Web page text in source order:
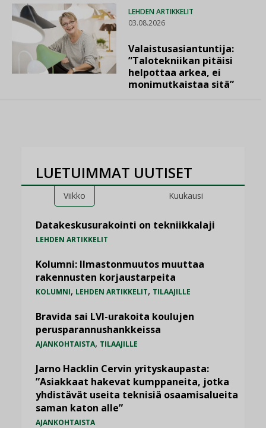
LEHDEN ARTIKKELIT
03.08.2026
Valaistusasiantuntija:
”Talotekniikan pitäisi
helpottaa arkea, ei
monimutkaistaa sitä”
LUETUIMMAT UUTISET
Viikko Kuukausi
Datakeskusurakointi on tekniikkalaji
LEHDEN ARTIKKELIT
Kolumni: Ilmastonmuutos muuttaa
rakennusten korjaustarpeita
KOLUMNI, LEHDEN ARTIKKELIT, TILAAJILLE
Bravida sai LVI-urakoita koulujen
perusparannushankkeissa
AJANKOHTAISTA, TILAAJILLE
Jarno Hacklin Cervin yrityskaupasta:
”Asiakkaat hakevat kumppaneita, jotka
yhdistävät useita teknisiä osaamisalueita
saman katon alle”
AJANKOHTAISTA